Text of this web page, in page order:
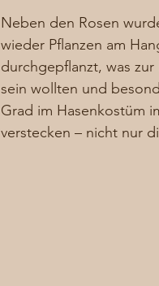
Neben den Rosen
wieder Pflanzen am
durchgepflanzt, was
sein wollten und
Grad im Hasenkostüm
verstecken – nicht nur